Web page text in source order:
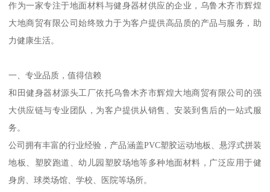
作为一家专注于地面材料与健身器材供应的企业，乌鲁木齐市辉煌
大地商贸有限公司始终致力于为客户提供高品质的产品与服务，助
力健康生活。
一、专业品质，值得信赖
和田健身器材源头工厂依托乌鲁木齐市辉煌大地商贸有限公司的强
大供应链与专业团队，为客户提供从销售、安装到售后的一站式服
务。
公司拥有丰富的行业经验，产品涵盖PVC塑胶运动地板、悬浮式拼装
地板、塑胶跑道、幼儿园塑胶场地等多种地面材料，广泛应用于健
身房、球类场馆、学校、医院等场所。